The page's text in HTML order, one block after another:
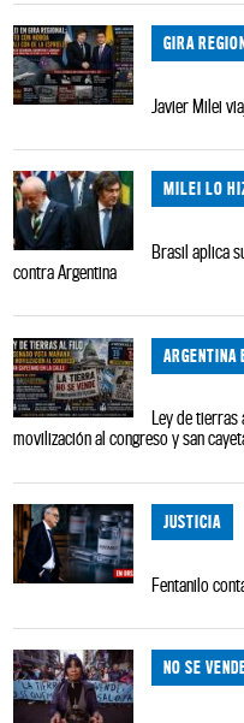
GIRA
Javier Milei
MILEI LO
Brasil aplica
contra Argentina
ARGENTINA
Ley de
movilización al congreso y san
JUSTICIA
Fentanilo
NO SE